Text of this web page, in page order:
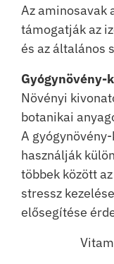
Az aminosavak
támogatják az
és az általános
Gyógynövény-
Növényi
botanikai
A
használják
többek között
stressz
elősegítése